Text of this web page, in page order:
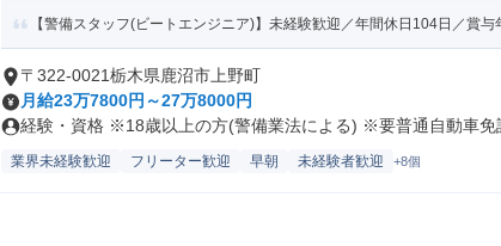
【警備スタッフ(ビートエンジニア)】未経験歓迎／年間休日104日／賞
〒322-0021栃木県鹿沼市上野町
月給23万7800円～27万8000円
経験・資格 ※18歳以上の方(警備業法による) ※要普通自動車免
業界未経験歓迎 フリーター歓迎 早朝 未経験者歓迎 +8個